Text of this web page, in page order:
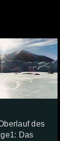
des
Das